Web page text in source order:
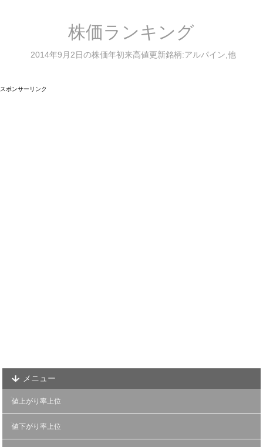
株価ランキング
2014年9月2日の株価年初来高値更新銘柄:アルパイン,他
スポンサーリンク
メニュー
値上がり率上位
値下がり率上位